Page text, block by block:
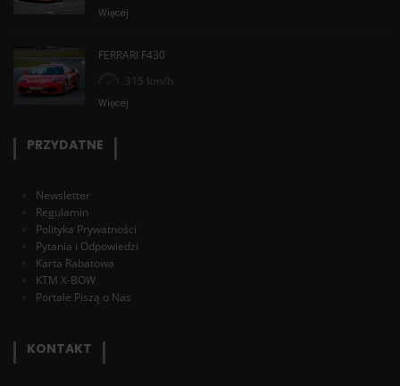
Więcej
FERRARI F430
315 km/h
Więcej
PRZYDATNE
Newsletter
Regulamin
Polityka Prywatności
Pytania i Odpowiedzi
Karta Rabatowa
KTM X-BOW
Portale Piszą o Nas
KONTAKT